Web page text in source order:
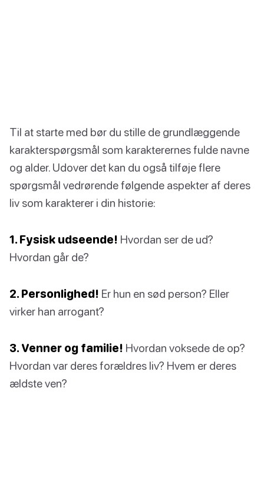
Til at starte med bør du stille de grundlæggende
karakterspørgsmål som karakterernes fulde navne
og alder. Udover det kan du også tilføje flere
spørgsmål vedrørende følgende aspekter af deres
liv som karakterer i din historie:
1. Fysisk udseende! Hvordan ser de ud?
Hvordan går de?
2. Personlighed! Er hun en sød person? Eller
virker han arrogant?
3. Venner og familie! Hvordan voksede de op?
Hvordan var deres forældres liv? Hvem er deres
ældste ven?